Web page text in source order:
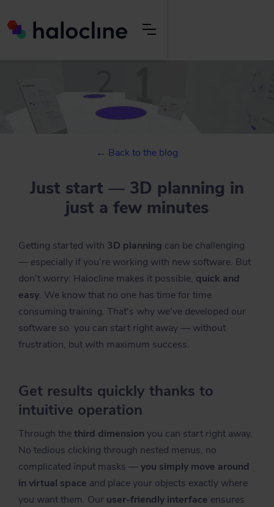
← Back to the blog
Just start — 3D planning in
just a few minutes
Getting started with 3D planning can be challenging
— especially if you're working with new software. But
don't worry: Halocline makes it possible, quick and
easy. We know that no one has time for time
consuming training. That's why we've developed our
software so you can start right away — without
frustration, but with maximum success.
Get results quickly thanks to
intuitive operation
Through thethird dimension you can start right away.
No tedious clicking through nested menus, no
complicated input masks —you simply move around
in virtual space and place your objects exactly where
you want them. Our user-friendly interface ensures